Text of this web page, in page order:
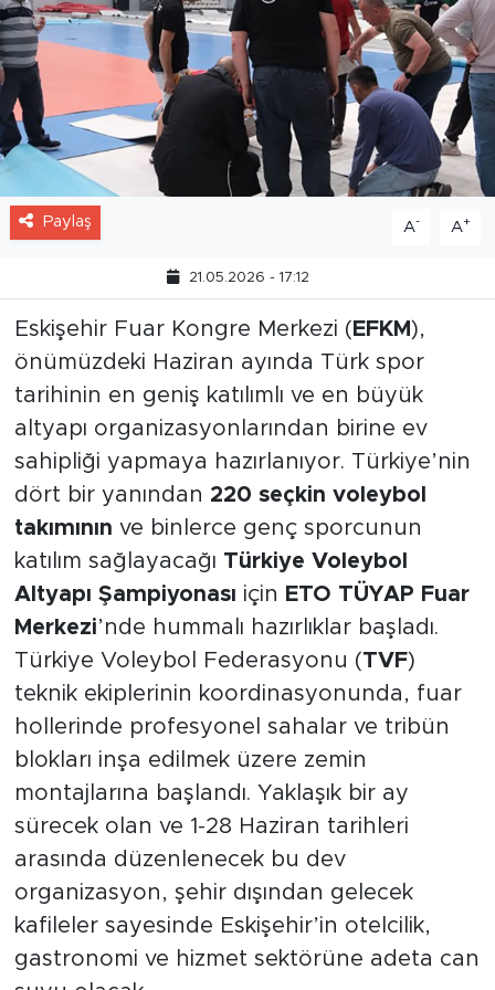
21.05.2026 - 17:12
Eskişehir Fuar Kongre Merkezi (EFKM),
önümüzdeki Haziran ayında Türk spor
tarihinin en geniş katılımlı ve en büyük
altyapı organizasyonlarından birine ev
sahipliği yapmaya hazırlanıyor. Türkiye’nin
dört bir yanından220 seçkin voleybol
takımınınve binlerce genç sporcunun
katılım sağlayacağıTürkiye Voleybol
Altyapı Şampiyonası içinETO TÜYAP Fuar
Merkezi ’nde hummalı hazırlıklar başladı.
Türkiye Voleybol Federasyonu ( TVF
teknik ekiplerinin koordinasyonunda, fuar
hollerinde profesyonel sahalar ve tribün
blokları inşa edilmek üzere zemin
montajlarına başlandı. Yaklaşık bir ay
sürecek olan ve 1-28 Haziran tarihleri
arasında düzenlenecek bu dev
organizasyon, şehir dışından gelecek
kafileler sayesinde Eskişehir’in otelcilik,
gastronomi ve hizmet sektörüne adeta can